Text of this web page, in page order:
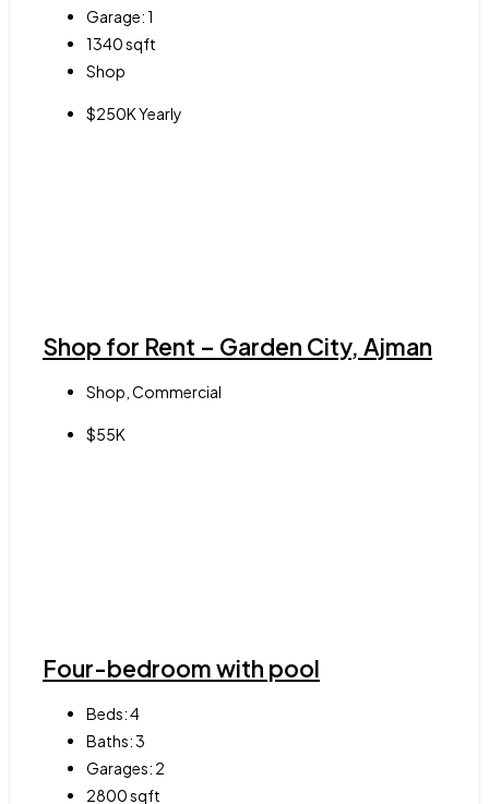
Garage:1
1340sqft
Shop
$250K Yearly
Shop for Rent – Garden City, Ajman
Shop, Commercial
$55K
Four-bedroom with pool
Beds:4
Baths:3
Garages: 2
2800sqft